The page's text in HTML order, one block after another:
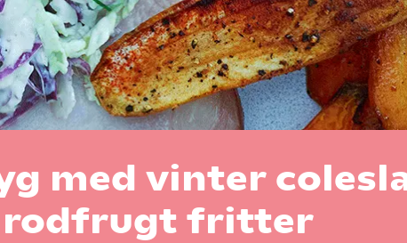
med vinter
rodfrugt fritter